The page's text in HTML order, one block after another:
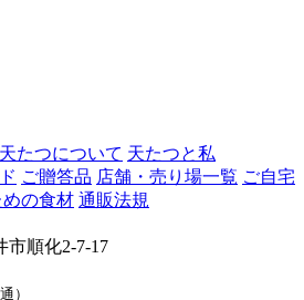
天たつについて 天たつと私
ご贈答品 店舗・売り場一覧 ご自宅
の食材 通販法規
順化2-7-17
）